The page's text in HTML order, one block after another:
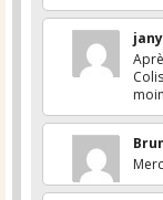
jany